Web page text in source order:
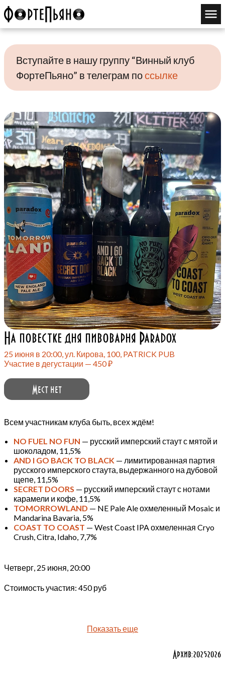
Вступайте в нашу группу “Винный клуб
ФортеПьяно” в телеграм поссылке
На повестке дня пивоварня Paradox
25 июня в 20:00, ул. Кирова, 100, PATRICK PUB
Участие в дегустации — 450 ₽
Мест нет
Всем участникам клуба быть, всех ждём!
NO FUEL NO FUN — русский имперский стаут с мятой и
шоколадом, 11,5%
AND I GO BACK TO BLACK — лимитированная партия
русского имперского стаута, выдержанного на дубовой
щепе, 11,5%
SECRET DOORS — русский имперский стаут с нотами
карамели и кофе, 11,5%
TOMORROWLAND — NE Pale Ale охмеленный Mosaic и
Mandarina Bavaria, 5%
COAST TO COAST — West Coast IPA охмеленная Cryo
Crush, Citra, Idaho, 7,7%
Четверг, 25 июня, 20:00
Стоимость участия: 450 руб
Показать еще
Архив:20252026